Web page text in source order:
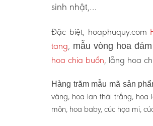
sinh nhật,…
Đặc biệt, hoaphuquy.com
tang, mẫu vòng hoa
hoa chia buồn, lẵng hoa
Hàng trăm mẫu mã sản
vàng, hoa lan thái trắng, hoa
môn, hoa baby, cúc họa mi,